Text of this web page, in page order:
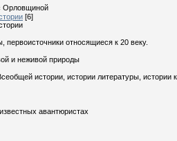
Орловщиной
[6]
относящиеся к 20 веку.
и неживой природы
истории, истории литературы, истории
авантюристах